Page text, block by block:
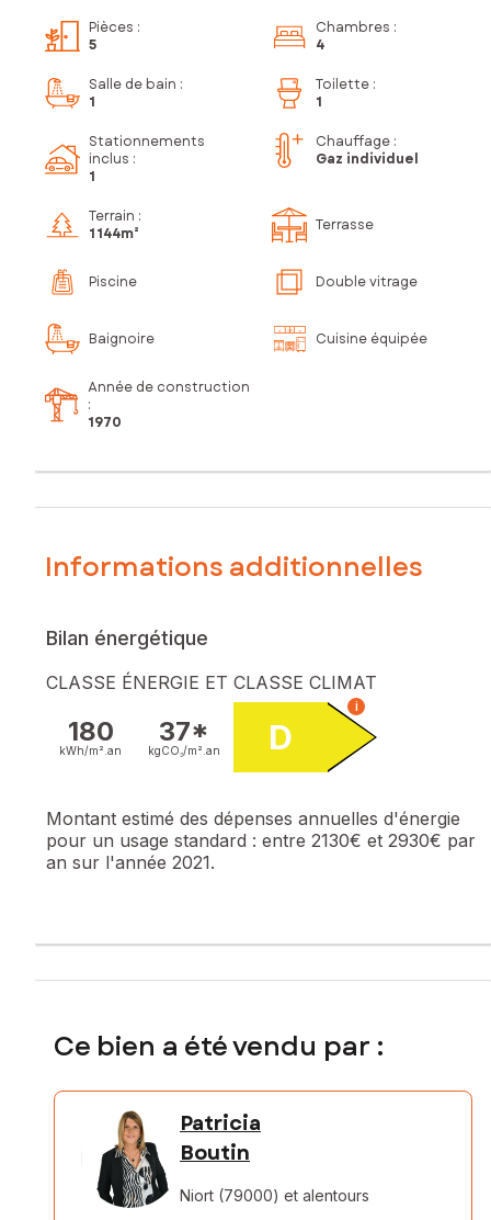
Pièces :
5
Chambres :
4
Salle de bain :
1
Toilette :
1
Stationnements
inclus :
1
Chauffage :
Gaz individuel
Terrain :
1 144m²
Terrasse
Piscine Double vitrage
Baignoire Cuisine équipée
Année de construction
:
1970
Informations additionnelles
Bilan énergétique
CLASSE ÉNERGIE ET CLASSE CLIMAT
180
kWh/m². an
37*
kgCO₂/m². an D
i
Montant estimé des dépenses annuelles d'énergie
pour un usage standard : entre 2130€ et 2930€ par
an sur l'année 2021.
Ce bien a été vendu par :
Patricia
Boutin
Niort (79000) et alentours